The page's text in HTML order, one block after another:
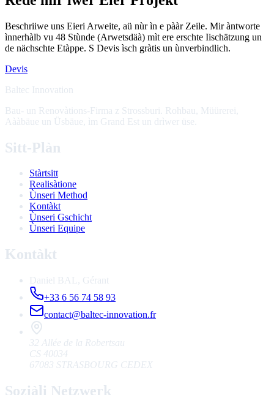
Beschriiwe uns Eieri Arweite, aü nùr ìn e pààr Zeile. Mir àntworte
ìnnerhàlb vu 48 Stùnde (Arwetsdäà) mìt ere erschte Iischätzung un
de nächschte Etàppe. S Devis ìsch gràtis un ùnverbindlich.
Devis
Baltec Innovation
Bau- un Renovàtions-Firma z Strossburi. Rohbau, Müürerei,
Aààbäue un Üsbäue, ìm Grand Est un drìwer üse.
Sitt-Plàn
Stàrtsitt
Realisàtione
Ùnseri Method
Kontàkt
Ùnseri Gschicht
Ùnseri Equipe
Kontàkt
Daniel BAL
Gérant
+33 6 56 74 58 93
contact@baltec-innovation.fr
32 Allée de la Robertsau
CS 40034
67083 STRASBOURG CEDEX
Soziàli Netzwerk